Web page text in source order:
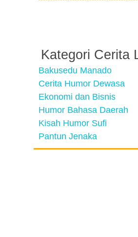
Kategori Cerita
Bakusedu Manado
Cerita Humor Dewasa
Ekonomi dan Bisnis
Humor Bahasa Daerah
Kisah Humor Sufi
Pantun Jenaka